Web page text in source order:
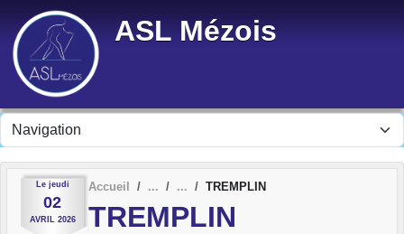
ASL Mézois
Le jeudi
02
AVRIL 2026
Accueil TREMPLIN
TREMPLIN
Panneau de gestion des cookies